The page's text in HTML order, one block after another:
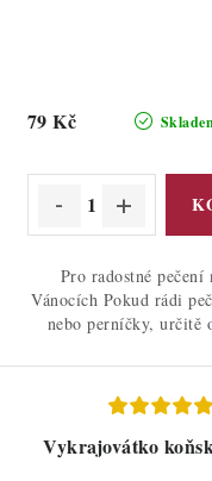
79 Kč
Pro radostné pečení
Vánocích Pokud rádi
nebo perníčky, určitě
Vykrajovátko